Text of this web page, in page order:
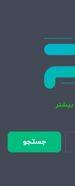
بیشتر
جستجو
برای: